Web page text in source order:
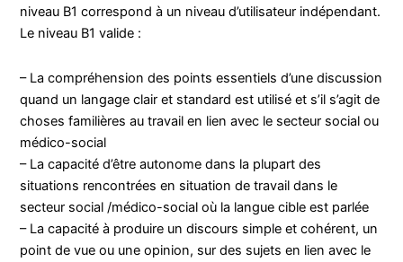
niveau B1 correspond à un niveau d’utilisateur indépendant.
Le niveau B1 valide :
– La compréhension des points essentiels d’une discussion
quand un langage clair et standard est utilisé et s’il s’agit de
choses familières au travail en lien avec le secteur social ou
médico-social
– La capacité d’être autonome dans la plupart des
situations rencontrées en situation de travail dans le
secteur social /médico-social où la langue cible est parlée
– La capacité à produire un discours simple et cohérent, un
point de vue ou une opinion, sur des sujets en lien avec le